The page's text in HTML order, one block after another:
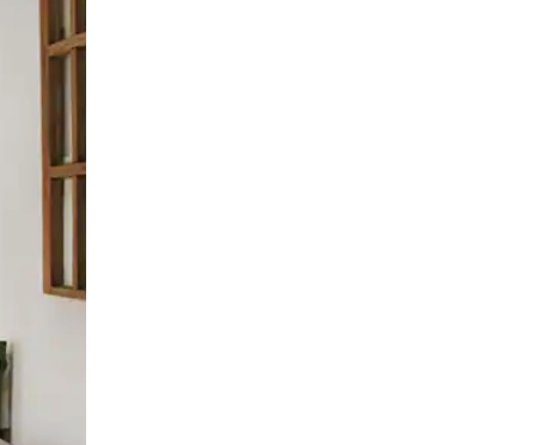
o dedo na tela.